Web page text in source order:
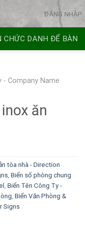
ĐĂNG NHẬP
CHỨC DANH ĐỂ BÀN
- Company Name
ăn
tòa nhà - Direction
Biển số phòng chung
Biển Tên Công Ty -
Biển Văn Phòng &
Signs